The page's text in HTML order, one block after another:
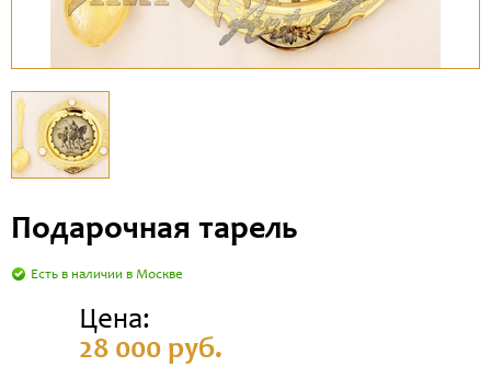
Подарочная тарель
Есть в наличии в Москве
Цена:
28 000 руб.